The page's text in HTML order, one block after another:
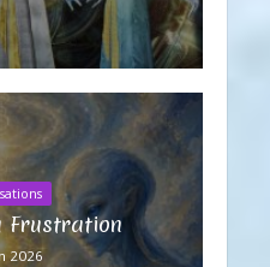
Frustration
2026